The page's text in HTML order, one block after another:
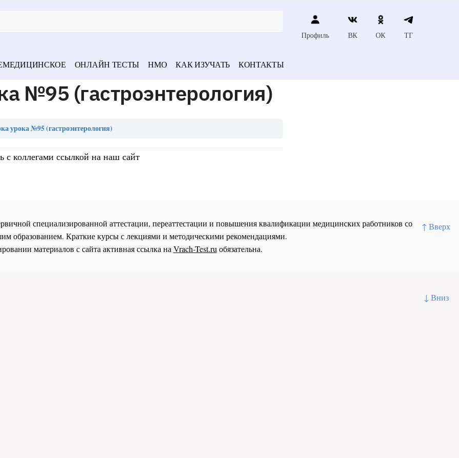
↑ Вверх
↓ Вниз
Профиль ВК ОК ТГ
ОНЛАЙН ТЕСТЫ НМО КАК ИЗУЧАТЬ КОНТАКТЫ
№95 (гастроэнтерология)
урока №95 (гастроэнтерология)
с коллегами ссылкой на наш сайт
специализированной аттестации, переаттестации и повышения квалификации медицинских работников со
образованием. Краткие курсы с лекциями и методическими рекомендациями.
материалов с сайта активная ссылка на Vrach-Test.ru обязательна.